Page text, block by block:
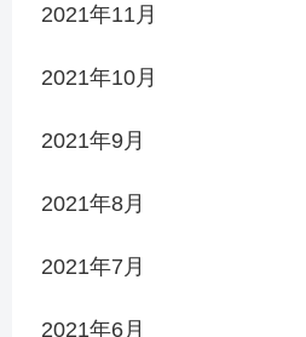
2021年11月
2021年10月
2021年9月
2021年8月
2021年7月
2021年6月